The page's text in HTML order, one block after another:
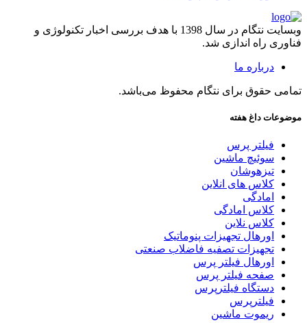
وبسایت نتگام در سال 1398 با هدف بررسی اخبار تکنولوژی و
فناوری راه اندازی شد.
درباره ما
تمامی حقوق برای نتگام محفوظ می‌باشد.
موضوعات داغ هفته
فیلتر پرس
سوئیچ ماشین
تیزهوشان
کلاس های انلاین
امادگی
کلاس امادگی
کلاس نلاین
اورهال تجهیزات پنوماتیک
تجهیزات تصفیه فاضلاب صنعتی
اورهال فیلتر پرس
صفحه فیلتر پرس
دستگاه فیلترپرس
فیلترپرس
ریموت ماشین